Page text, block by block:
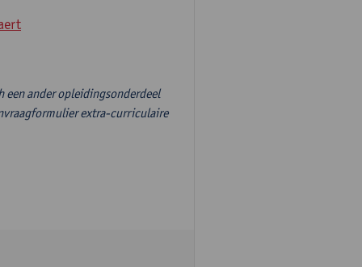
ander opleidingsonderdeel
extra-curriculaire